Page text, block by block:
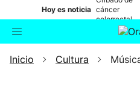
Hoy es noticia cáncer
colorrectal
Buscador
Inicio Cultura